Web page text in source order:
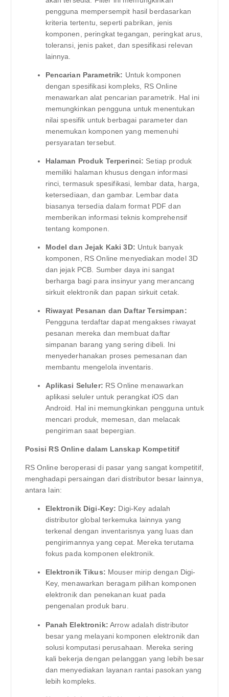
pengguna mempersempit hasil berdasarkan
kriteria tertentu, seperti pabrikan, jenis
komponen, peringkat tegangan, peringkat arus,
toleransi, jenis paket, dan spesifikasi relevan
lainnya.
Pencarian Parametrik: Untuk komponen
dengan spesifikasi kompleks, RS Online
menawarkan alat pencarian parametrik. Hal ini
memungkinkan pengguna untuk menentukan
nilai spesifik untuk berbagai parameter dan
menemukan komponen yang memenuhi
persyaratan tersebut.
Halaman Produk Terperinci: Setiap produk
memiliki halaman khusus dengan informasi
rinci, termasuk spesifikasi, lembar data, harga,
ketersediaan, dan gambar. Lembar data
biasanya tersedia dalam format PDF dan
memberikan informasi teknis komprehensif
tentang komponen.
Model dan Jejak Kaki 3D: Untuk banyak
komponen, RS Online menyediakan model 3D
dan jejak PCB. Sumber daya ini sangat
berharga bagi para insinyur yang merancang
sirkuit elektronik dan papan sirkuit cetak.
Riwayat Pesanan dan Daftar Tersimpan:
Pengguna terdaftar dapat mengakses riwayat
pesanan mereka dan membuat daftar
simpanan barang yang sering dibeli. Ini
menyederhanakan proses pemesanan dan
membantu mengelola inventaris.
Aplikasi Seluler: RS Online menawarkan
aplikasi seluler untuk perangkat iOS dan
Android. Hal ini memungkinkan pengguna untuk
mencari produk, memesan, dan melacak
pengiriman saat bepergian.
Posisi RS Online dalam Lanskap Kompetitif
RS Online beroperasi di pasar yang sangat kompetitif,
menghadapi persaingan dari distributor besar lainnya,
antara lain:
Elektronik Digi-Key: Digi-Key adalah
distributor global terkemuka lainnya yang
terkenal dengan inventarisnya yang luas dan
pengirimannya yang cepat. Mereka terutama
fokus pada komponen elektronik.
Elektronik Tikus: Mouser mirip dengan Digi-
Key, menawarkan beragam pilihan komponen
elektronik dan penekanan kuat pada
pengenalan produk baru.
Panah Elektronik: Arrow adalah distributor
besar yang melayani komponen elektronik dan
solusi komputasi perusahaan. Mereka sering
kali bekerja dengan pelanggan yang lebih besar
dan menyediakan layanan rantai pasokan yang
lebih kompleks.